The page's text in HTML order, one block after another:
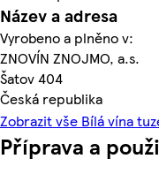
Název a adresa
Vyrobeno a plněno v:
ZNOVÍN ZNOJMO, a.s.
Šatov 404
Česká republika
Zobrazit vše Bílá vína
Příprava a